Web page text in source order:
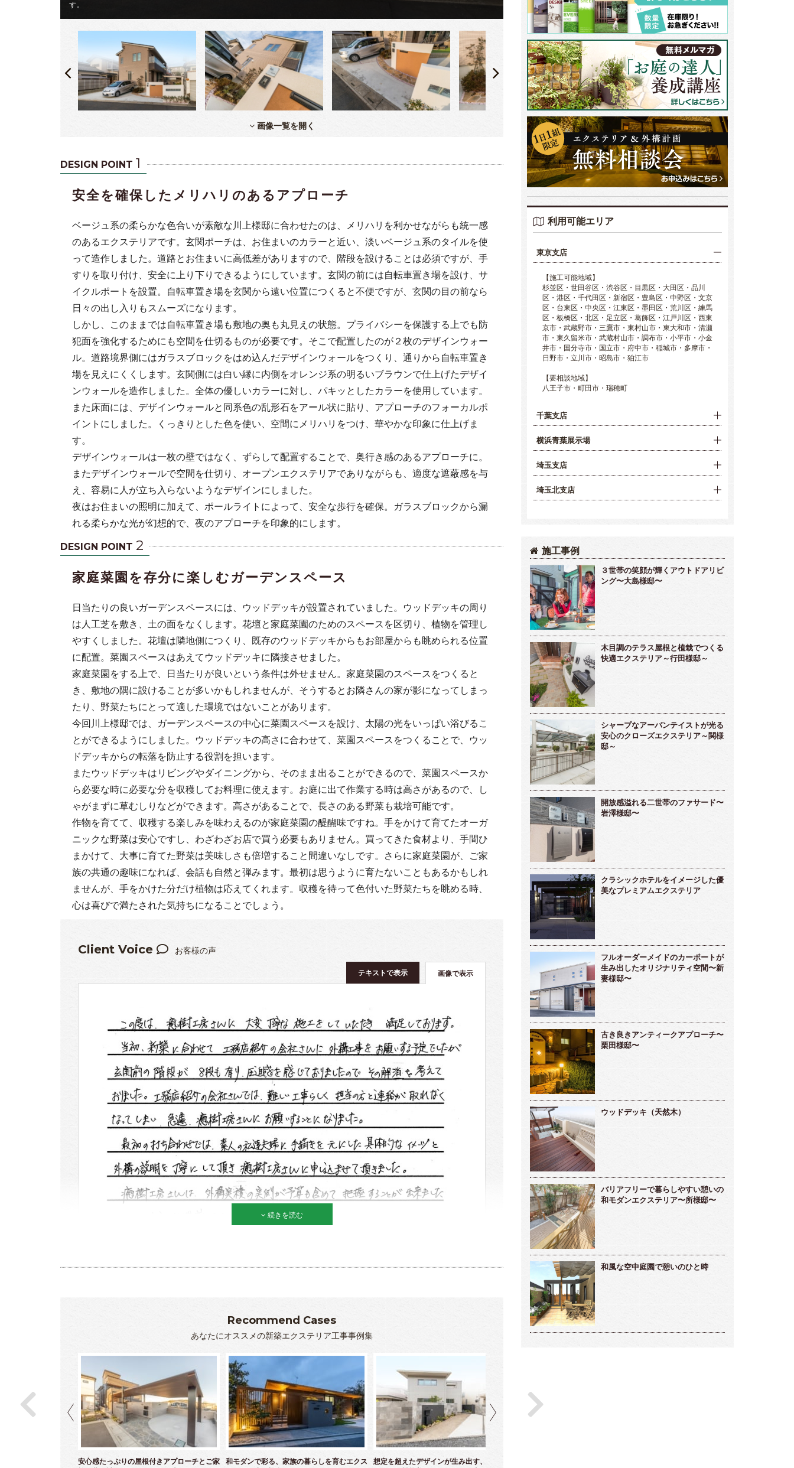
す。
玄関側には白い縁に内側をオレンジ系の明るいブラウンで仕上げたデザイン
画像一覧を開く
DESIGN POINT 1
安全を確保したメリハリのあるアプローチ
ベージュ系の柔らかな色合いが素敵な川上様邸に合わせたのは、メリハリを利かせながらも統一感
のあるエクステリアです。玄関ポーチは、お住まいのカラーと近い、淡いベージュ系のタイルを使
って造作しました。道路とお住まいに高低差がありますので、階段を設けることは必須ですが、手
すりを取り付け、安全に上り下りできるようにしています。玄関の前には自転車置き場を設け、サ
イクルポートを設置。自転車置き場を玄関から遠い位置につくると不便ですが、玄関の目の前なら
日々の出し入りもスムーズになります。
しかし、このままでは自転車置き場も敷地の奥も丸見えの状態。プライバシーを保護する上でも防
犯面を強化するためにも空間を仕切るものが必要です。そこで配置したのが２枚のデザインウォー
ル。道路境界側にはガラスブロックをはめ込んだデザインウォールをつくり、通りから自転車置き
場を見えにくくします。玄関側には白い縁に内側をオレンジ系の明るいブラウンで仕上げたデザイ
ンウォールを造作しました。全体の優しいカラーに対し、パキッとしたカラーを使用しています。
また床面には、デザインウォールと同系色の乱形石をアール状に貼り、アプローチのフォーカルポ
イントにしました。くっきりとした色を使い、空間にメリハリをつけ、華やかな印象に仕上げま
す。
デザインウォールは一枚の壁ではなく、ずらして配置することで、奥行き感のあるアプローチに。
またデザインウォールで空間を仕切り、オープンエクステリアでありながらも、適度な遮蔽感を与
え、容易に人が立ち入らないようなデザインにしました。
夜はお住まいの照明に加えて、ポールライトによって、安全な歩行を確保。ガラスブロックから漏
れる柔らかな光が幻想的で、夜のアプローチを印象的にします。
DESIGN POINT 2
家庭菜園を存分に楽しむガーデンスペース
日当たりの良いガーデンスペースには、ウッドデッキが設置されていました。ウッドデッキの周り
は人工芝を敷き、土の面をなくします。花壇と家庭菜園のためのスペースを区切り、植物を管理し
やすくしました。花壇は隣地側につくり、既存のウッドデッキからもお部屋からも眺められる位置
に配置。菜園スペースはあえてウッドデッキに隣接させました。
家庭菜園をする上で、日当たりが良いという条件は外せません。家庭菜園のスペースをつくると
き、敷地の隅に設けることが多いかもしれませんが、そうするとお隣さんの家が影になってしまっ
たり、野菜たちにとって適した環境ではないことがあります。
今回川上様邸では、ガーデンスペースの中心に菜園スペースを設け、太陽の光をいっぱい浴びるこ
とができるようにしました。ウッドデッキの高さに合わせて、菜園スペースをつくることで、ウッ
ドデッキからの転落を防止する役割を担います。
またウッドデッキはリビングやダイニングから、そのまま出ることができるので、菜園スペースか
ら必要な時に必要な分を収穫してお料理に使えます。お庭に出て作業する時は高さがあるので、し
ゃがまずに草むしりなどができます。高さがあることで、長さのある野菜も栽培可能です。
作物を育てて、収穫する楽しみを味わえるのが家庭菜園の醍醐味ですね。手をかけて育てたオーガ
ニックな野菜は安心ですし、わざわざお店で買う必要もありません。買ってきた食材より、手間ひ
まかけて、大事に育てた野菜は美味しさも倍増すること間違いなしです。さらに家庭菜園が、ご家
族の共通の趣味になれば、会話も自然と弾みます。最初は思うように育たないこともあるかもしれ
ませんが、手をかけた分だけ植物は応えてくれます。収穫を待って色付いた野菜たちを眺める時、
心は喜びで満たされた気持ちになることでしょう。
Client Voice お客様の声
画像で表示
テキストで表示
続きを読む
Recommend Cases
あなたにオススメの新築エクステリア工事事例集
安心感たっぷりの屋根付きアプローチとご家 和モダンで彩る、家族の暮らしを育むエクス
想定を超えたデザインが生み出す、計算し尽
利用可能エリア
東京支店
【施工可能地域】
杉並区・世田谷区・渋谷区・目黒区・大田区・品川
区・港区・千代田区・新宿区・豊島区・中野区・文京
区・台東区・中央区・江東区・墨田区・荒川区・練馬
区・板橋区・北区・足立区・葛飾区・江戸川区・西東
京市・武蔵野市・三鷹市・東村山市・東大和市・清瀬
市・東久留米市・武蔵村山市・調布市・小平市・小金
井市・国分寺市・国立市・府中市・稲城市・多摩市・
日野市・立川市・昭島市・狛江市
【要相談地域】
八王子市・町田市・瑞穂町
千葉支店
横浜青葉展示場
埼玉支店
埼玉北支店
施工事例
３世帯の笑顔が輝くアウトドアリビ
ング〜大島様邸〜
木目調のテラス屋根と植栽でつくる
快適エクステリア～行田様邸～
シャープなアーバンテイストが光る
安心のクローズエクステリア～関様
邸～
開放感溢れる二世帯のファサード〜
岩澤様邸〜
クラシックホテルをイメージした優
美なプレミアムエクステリア
フルオーダーメイドのカーポートが
生み出したオリジナリティ空間〜新
妻様邸〜
古き良きアンティークアプローチ〜
栗田様邸〜
ウッドデッキ（天然木）
バリアフリーで暮らしやすい憩いの
和モダンエクステリア〜所様邸〜
和風な空中庭園で憩いのひと時